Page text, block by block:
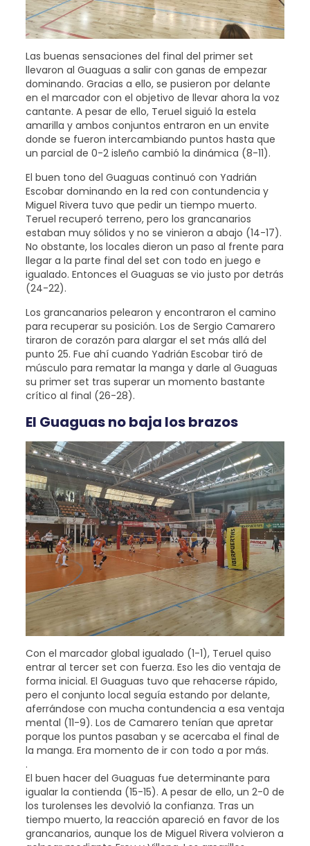
Las buenas sensaciones del final del primer set
llevaron al Guaguas a salir con ganas de empezar
dominando. Gracias a ello, se pusieron por delante
en el marcador con el objetivo de llevar ahora la voz
cantante. A pesar de ello, Teruel siguió la estela
amarilla y ambos conjuntos entraron en un envite
donde se fueron intercambiando puntos hasta que
un parcial de 0-2 isleño cambió la dinámica (8-11).
El buen tono del Guaguas continuó con Yadrián
Escobar dominando en la red con contundencia y
Miguel Rivera tuvo que pedir un tiempo muerto.
Teruel recuperó terreno, pero los grancanarios
estaban muy sólidos y no se vinieron a abajo (14-17).
No obstante, los locales dieron un paso al frente para
llegar a la parte final del set con todo en juego e
igualado. Entonces el Guaguas se vio justo por detrás
(24-22).
Los grancanarios pelearon y encontraron el camino
para recuperar su posición. Los de Sergio Camarero
tiraron de corazón para alargar el set más allá del
punto 25. Fue ahí cuando Yadrián Escobar tiró de
músculo para rematar la manga y darle al Guaguas
su primer set tras superar un momento bastante
crítico al final (26-28).
El Guaguas no baja los brazos
Con el marcador global igualado (1-1), Teruel quiso
entrar al tercer set con fuerza. Eso les dio ventaja de
forma inicial. El Guaguas tuvo que rehacerse rápido,
pero el conjunto local seguía estando por delante,
aferrándose con mucha contundencia a esa ventaja
mental (11-9). Los de Camarero tenían que apretar
porque los puntos pasaban y se acercaba el final de
la manga. Era momento de ir con todo a por más.
.
El buen hacer del Guaguas fue determinante para
igualar la contienda (15-15). A pesar de ello, un 2-0 de
los turolenses les devolvió la confianza. Tras un
tiempo muerto, la reacción apareció en favor de los
grancanarios, aunque los de Miguel Rivera volvieron a